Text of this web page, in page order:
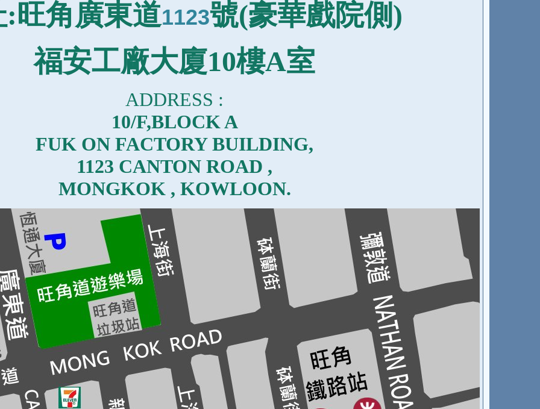
旺角廣東道1123號(豪華戲院側)
福安工廠大廈10樓A室
ADDRESS :
10/F,BLOCK A
FUK ON FACTORY BUILDING,
1123 CANTON ROAD ,
MONGKOK , KOWLOON.